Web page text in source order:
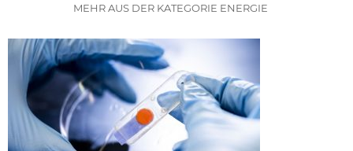
MEHR AUS DER KATEGORIE ENERGIE